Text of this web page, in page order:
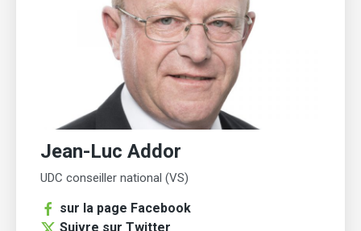
Jean-Luc Addor
UDC conseiller national (VS)
sur la page Facebook
Suivre sur Twitter